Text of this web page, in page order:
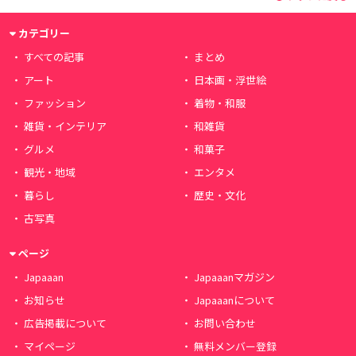
カテゴリー
すべての記事
まとめ
アート
日本画・浮世絵
ファッション
着物・和服
雑貨・インテリア
和雑貨
グルメ
和菓子
観光・地域
エンタメ
暮らし
歴史・文化
古写真
ページ
Japaaan
Japaaanマガジン
お知らせ
Japaaanについて
広告掲載について
お問い合わせ
マイページ
無料メンバー登録